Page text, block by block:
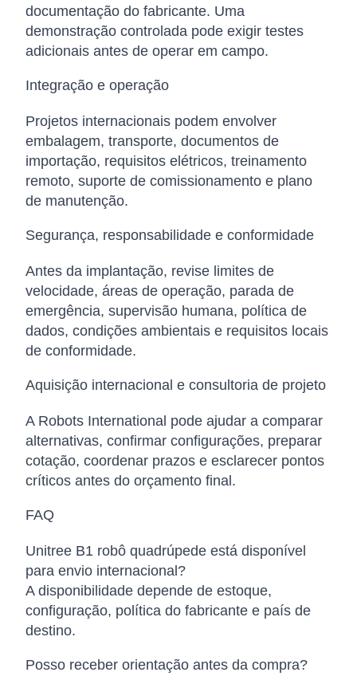
documentação do fabricante. Uma
demonstração controlada pode exigir testes
adicionais antes de operar em campo.
Integração e operação
Projetos internacionais podem envolver
embalagem, transporte, documentos de
importação, requisitos elétricos, treinamento
remoto, suporte de comissionamento e plano
de manutenção.
Segurança, responsabilidade e conformidade
Antes da implantação, revise limites de
velocidade, áreas de operação, parada de
emergência, supervisão humana, política de
dados, condições ambientais e requisitos locais
de conformidade.
Aquisição internacional e consultoria de projeto
A Robots International pode ajudar a comparar
alternativas, confirmar configurações, preparar
cotação, coordenar prazos e esclarecer pontos
críticos antes do orçamento final.
FAQ
Unitree B1 robô quadrúpede está disponível
para envio internacional?
A disponibilidade depende de estoque,
configuração, política do fabricante e país de
destino.
Posso receber orientação antes da compra?